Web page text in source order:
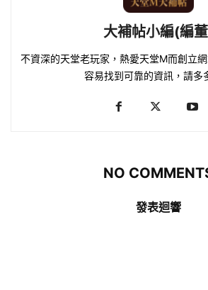
大補帖小編(編
不資深的天堂老玩家，熱愛天堂M而創立
容易找到可靠的資訊，請多
NO
發表迴響